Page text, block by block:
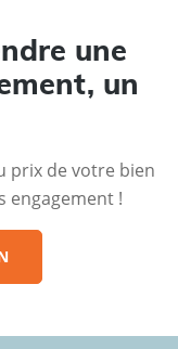
une
un
prix de votre bien
engagement !